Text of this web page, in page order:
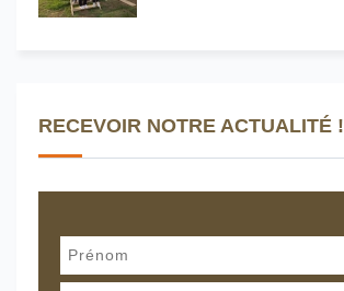
RECEVOIR NOTRE ACTUALITÉ !